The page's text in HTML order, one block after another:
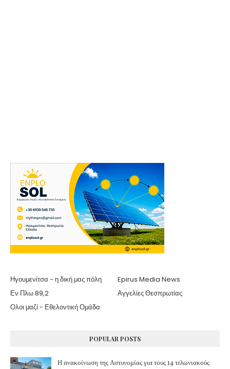
Ηγουμενίτσα - η δική μας πόλη
Epirus Media News
Εν Πλω 89,2
Αγγελίες Θεσπρωτίας
Ολοι μαζί - Εθελοντική Ομάδα
POPULAR POSTS
Η ανακοίνωση της Αστυνομίας για τους 14 τελωνιακούς